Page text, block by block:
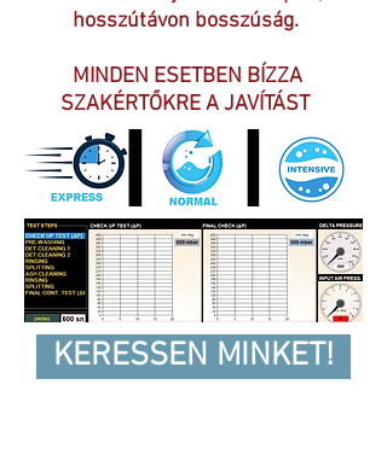
hosszútávon bosszúság.
MINDEN ESETBEN BÍZZA
SZAKÉRTŐKRE A JAVÍTÁST
KERESSEN MINKET!